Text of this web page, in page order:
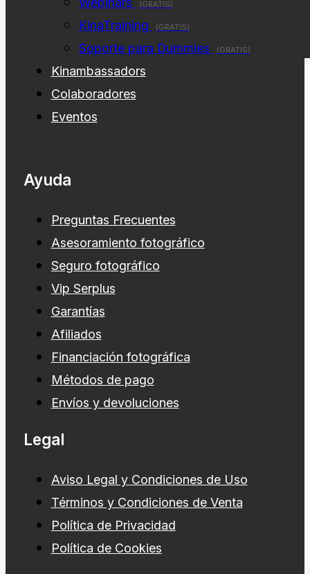
(GRATIS)
KinaTraining (GRATIS)
Soporte para Dummies (GRATIS)
Kinambassadors
Colaboradores
Eventos
Ayuda
Preguntas Frecuentes
Asesoramiento fotográfico
Seguro fotográfico
Vip Serplus
Garantías
Afiliados
Financiación fotográfica
Métodos de pago
Envíos y devoluciones
Legal
Aviso Legal y Condiciones de Uso
Términos y Condiciones de Venta
Política de Privacidad
Política de Cookies